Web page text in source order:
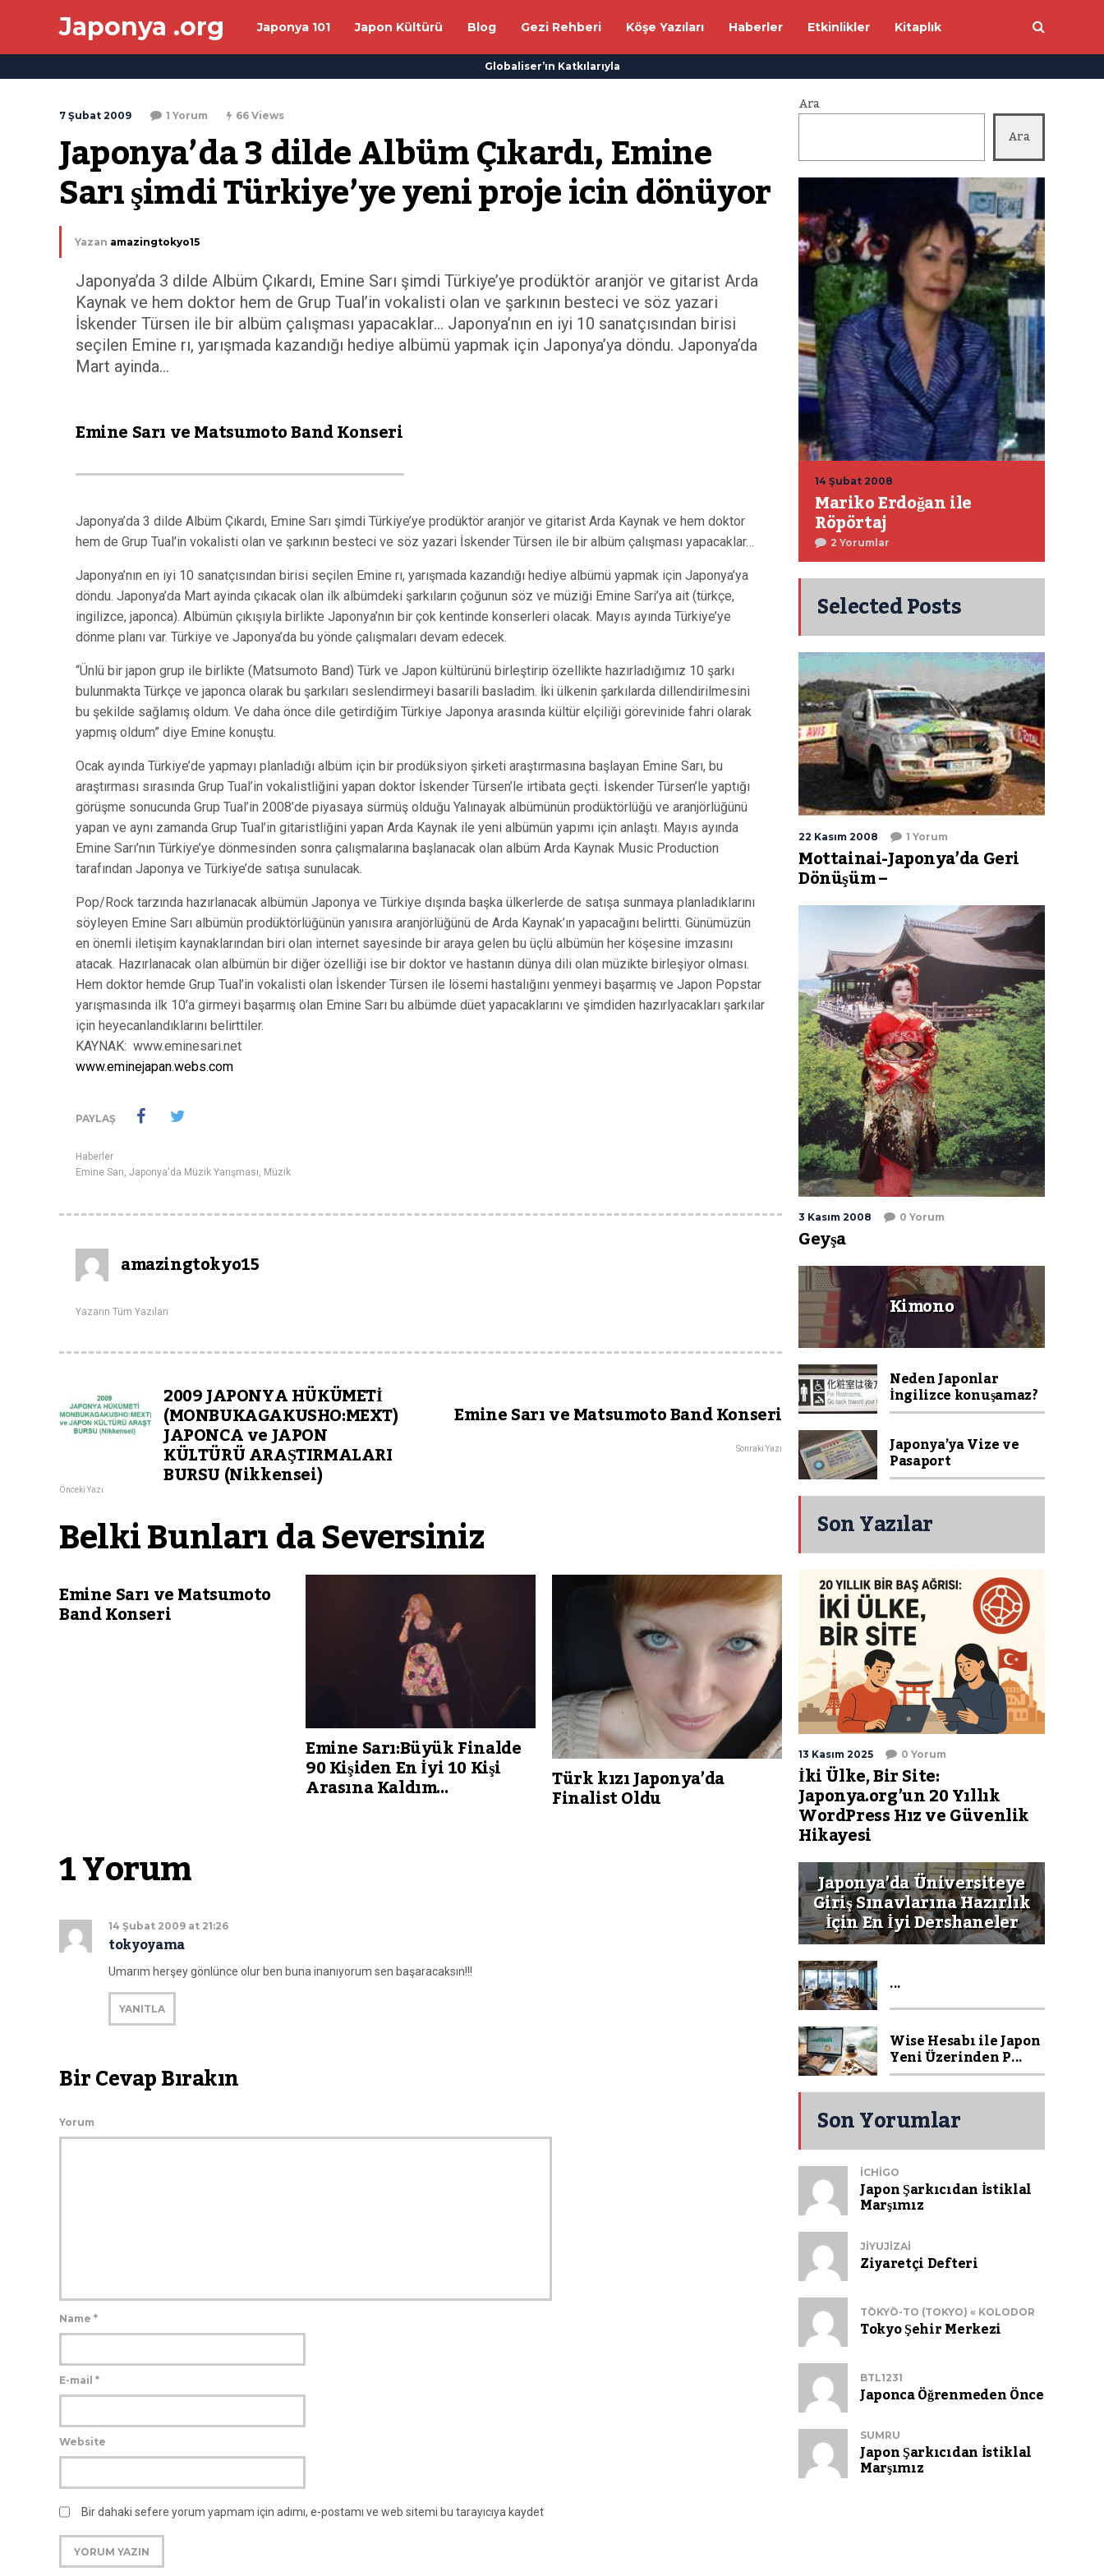
Japonya .org Japonya 101 Japon Kültürü Blog Gezi Rehberi Köşe Yazıları Haberler Etkinlikler Kitaplık
Globaliser’ın Katkılarıyla
7 Şubat 2009 1 Yorum 66 Views
Japonya’da 3 dilde Albüm Çıkardı, Emine
Sarı şimdi Türkiye’ye yeni proje icin dönüyor
Yazan amazingtokyo15
Japonya’da 3 dilde Albüm Çıkardı, Emine Sarı şimdi Türkiye’ye prodüktör aranjör ve gitarist Arda
Kaynak ve hem doktor hem de Grup Tual’in vokalisti olan ve şarkının besteci ve söz yazari
İskender Türsen ile bir albüm çalışması yapacaklar… Japonya’nın en iyi 10 sanatçısından birisi
seçilen Emine rı, yarışmada kazandığı hediye albümü yapmak için Japonya’ya döndu. Japonya’da
Mart ayinda…
Emine Sarı ve Matsumoto Band Konseri
Japonya’da 3 dilde Albüm Çıkardı, Emine Sarı şimdi Türkiye’ye prodüktör aranjör ve gitarist Arda Kaynak ve hem doktor
hem de Grup Tual’in vokalisti olan ve şarkının besteci ve söz yazari İskender Türsen ile bir albüm çalışması yapacaklar…
Japonya’nın en iyi 10 sanatçısından birisi seçilen Emine rı, yarışmada kazandığı hediye albümü yapmak için Japonya’ya
döndu. Japonya’da Mart ayinda çıkacak olan ilk albümdeki şarkıların çoğunun söz ve müziği Emine Sari’ya ait (türkçe,
ingilizce, japonca). Albümün çıkışıyla birlikte Japonya’nın bir çok kentinde konserleri olacak. Mayıs ayında Türkiye’ye
dönme planı var. Türkiye ve Japonya’da bu yönde çalışmaları devam edecek.
“Ünlü bir japon grup ile birlikte (Matsumoto Band) Türk ve Japon kültürünü birleştirip özellikte hazırladığımız 10 şarkı
bulunmakta Türkçe ve japonca olarak bu şarkıları seslendirmeyi basarili basladim. İki ülkenin şarkılarda dillendirilmesini
bu şekilde sağlamış oldum. Ve daha önce dile getirdiğim Türkiye Japonya arasında kültür elçiliği görevinide fahri olarak
yapmış oldum” diye Emine konuştu.
Ocak ayında Türkiye’de yapmayı planladığı albüm için bir prodüksiyon şirketi araştırmasına başlayan Emine Sarı, bu
araştırması sırasında Grup Tual’in vokalistliğini yapan doktor İskender Türsen’le irtibata geçti. İskender Türsen’le yaptığı
görüşme sonucunda Grup Tual’in 2008’de piyasaya sürmüş olduğu Yalınayak albümünün prodüktörlüğü ve aranjörlüğünü
yapan ve aynı zamanda Grup Tual’in gitaristliğini yapan Arda Kaynak ile yeni albümün yapımı için anlaştı. Mayıs ayında
Emine Sarı’nın Türkiye’ye dönmesinden sonra çalışmalarına başlanacak olan albüm Arda Kaynak Music Production
tarafından Japonya ve Türkiye’de satışa sunulacak.
Pop/Rock tarzında hazırlanacak albümün Japonya ve Türkiye dışında başka ülkerlerde de satışa sunmaya planladıklarını
söyleyen Emine Sarı albümün prodüktörlüğünün yanısıra aranjörlüğünü de Arda Kaynak’ın yapacağını belirtti. Günümüzün
en önemli iletişim kaynaklarından biri olan internet sayesinde bir araya gelen bu üçlü albümün her köşesine imzasını
atacak. Hazırlanacak olan albümün bir diğer özelliği ise bir doktor ve hastanın dünya dili olan müzikte birleşiyor olması.
Hem doktor hemde Grup Tual’in vokalisti olan İskender Türsen ile lösemi hastalığını yenmeyi başarmış ve Japon Popstar
yarışmasında ilk 10’a girmeyi başarmış olan Emine Sarı bu albümde düet yapacaklarını ve şimdiden hazırlyacakları şarkılar
için heyecanlandıklarını belirttiler.
KAYNAK: www.eminesari.net
www.eminejapan.webs.com
PAYLAŞ
Haberler
Emine Sarı, Japonya'da Müzik Yarışması, Müzik
amazingtokyo15
Yazarın Tüm Yazıları
2009 JAPONYA HÜKÜMETİ
(MONBUKAGAKUSHO:MEXT)
JAPONCA ve JAPON
KÜLTÜRÜ ARAŞTIRMALARI
BURSU (Nikkensei)
Önceki Yazı
Emine Sarı ve Matsumoto Band Konseri
Sonraki Yazı
Belki Bunları da Seversiniz
Emine Sarı ve Matsumoto
Band Konseri
Emine Sarı:Büyük Finalde
90 Kişiden En İyi 10 Kişi
Arasına Kaldım… Türk kızı Japonya’da
Finalist Oldu
1 Yorum
14 Şubat 2009 at 21:26
tokyoyama
Umarım herşey gönlünce olur ben buna inanıyorum sen başaracaksın!!!
YANITLA
Bir Cevap Bırakın
Yorum
Name *
E-mail *
Website
Bir dahaki sefere yorum yapmam için adımı, e-postamı ve web sitemi bu tarayıcıya kaydet
Ara
Ara
14 Şubat 2008
Mariko Erdoğan ile
Röpörtaj
2 Yorumlar
Selected Posts
22 Kasım 2008 1 Yorum
Mottainai-Japonya’da Geri
Dönüşüm –
3 Kasım 2008 0 Yorum
Geyşa
Kimono
Neden Japonlar
İngilizce konuşamaz?
Japonya’ya Vize ve
Pasaport
Son Yazılar
13 Kasım 2025 0 Yorum
İki Ülke, Bir Site:
Japonya.org’un 20 Yıllık
WordPress Hız ve Güvenlik
Hikayesi
Japonya’da Üniversiteye
Giriş Sınavlarına Hazırlık
İçin En İyi Dershaneler
...
Wise Hesabı ile Japon
Yeni Üzerinden P...
Son Yorumlar
ICHIGO
Japon Şarkıcıdan İstiklal
Marşımız
JIYUJIZAI
Ziyaretçi Defteri
TŌKYŌ-TO (TOKYO) « KOLODOR
Tokyo Şehir Merkezi
BTL1231
Japonca Öğrenmeden Önce
SUMRU
Japon Şarkıcıdan İstiklal
Marşımız